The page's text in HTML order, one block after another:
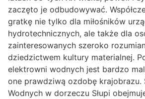
zaczęto je odbudowywać.
gratkę nie tylko dla miłośników
hydrotechnicznych, ale także dla
zainteresowanych szeroko
dziedzictwem kultury materialnej.
elektrowni wodnych jest bardzo
one prawdziwą ozdobę krajobrazu.
Wodnych w dorzeczu Słupi